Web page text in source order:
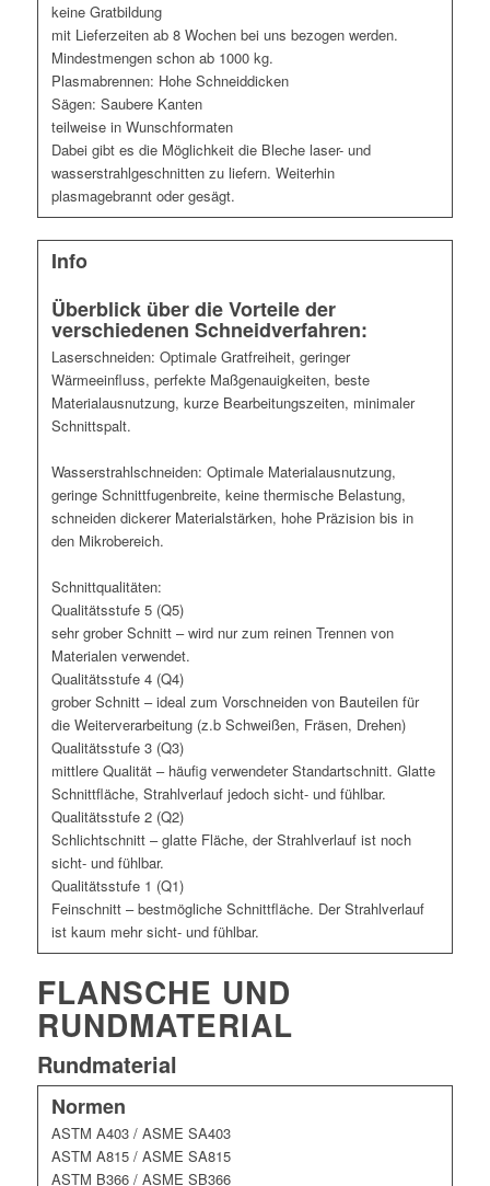
keine Gratbildung
mit Lieferzeiten ab 8 Wochen bei uns bezogen werden.
Mindestmengen schon ab 1000 kg.
Plasmabrennen: Hohe Schneiddicken
Sägen: Saubere Kanten
teilweise in Wunschformaten
Dabei gibt es die Möglichkeit die Bleche laser- und
wasserstrahlgeschnitten zu liefern. Weiterhin
plasmagebrannt oder gesägt.
Info
Überblick über die Vorteile der
verschiedenen Schneidverfahren:
Laserschneiden: Optimale Gratfreiheit, geringer
Wärmeeinfluss, perfekte Maßgenauigkeiten, beste
Materialausnutzung, kurze Bearbeitungszeiten, minimaler
Schnittspalt.
Wasserstrahlschneiden: Optimale Materialausnutzung,
geringe Schnittfugenbreite, keine thermische Belastung,
schneiden dickerer Materialstärken, hohe Präzision bis in
den Mikrobereich.
Schnittqualitäten:
Qualitätsstufe 5 (Q5)
sehr grober Schnitt – wird nur zum reinen Trennen von
Materialen verwendet.
Qualitätsstufe 4 (Q4)
grober Schnitt – ideal zum Vorschneiden von Bauteilen für
die Weiterverarbeitung (z.b Schweißen, Fräsen, Drehen)
Qualitätsstufe 3 (Q3)
mittlere Qualität – häufig verwendeter Standartschnitt. Glatte
Schnittfläche, Strahlverlauf jedoch sicht- und fühlbar.
Qualitätsstufe 2 (Q2)
Schlichtschnitt – glatte Fläche, der Strahlverlauf ist noch
sicht- und fühlbar.
Qualitätsstufe 1 (Q1)
Feinschnitt – bestmögliche Schnittfläche. Der Strahlverlauf
ist kaum mehr sicht- und fühlbar.
FLANSCHE UND
RUNDMATERIAL
Rundmaterial
Normen
ASTM A403 / ASME SA403
ASTM A815 / ASME SA815
ASTM B366 / ASME SB366